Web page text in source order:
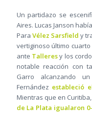
Un partidazo se
Aires. Lucas Janson
Para Vélez Sarsfield y
vertiginoso último
ante Talleresy los
notable reacción con
Garro alcanzando
Fernández estableció
Mientras que en
de La Plata igualaron